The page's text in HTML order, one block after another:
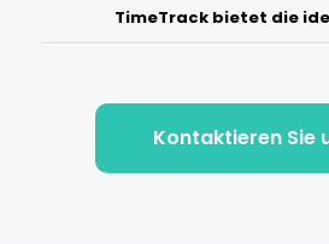
TimeTrack bietet die
Kontaktieren Sie